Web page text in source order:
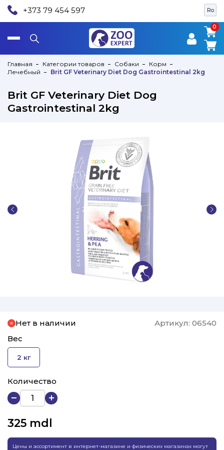
Ro
+373 79 454 597
0
0
Главная Категории товаров Собаки
Корм
Лечебный
Brit GF Veterinary Diet Dog Gastrointestinal 2kg
Brit GF Veterinary Diet Dog
Gastrointestinal 2kg
Нет в наличии Артикул: 06540
Вес
2 кг
Количество
325 mdl
Цены и ассортимент в интернет-магазине и физических магазинах могут